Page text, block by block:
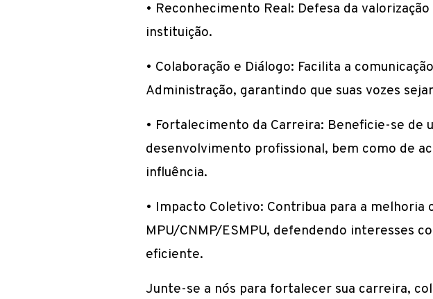
• Reconhecimento Real: Defesa da
instituição.
• Colaboração e Diálogo: Facilita a
Administração, garantindo que suas vozes
• Fortalecimento da Carreira: Beneficie-se de
desenvolvimento profissional, bem como de
influência.
• Impacto Coletivo: Contribua para a
MPU/CNMP/ESMPU, defendendo interesses
eficiente.
Junte-se a nós para fortalecer sua carreira,